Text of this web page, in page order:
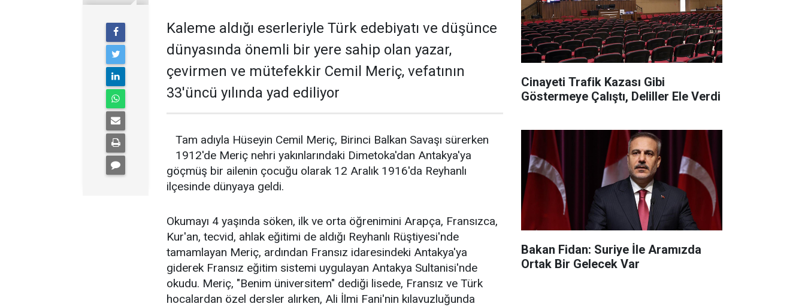
Kaleme aldığı eserleriyle Türk edebiyatı ve düşünce
dünyasında önemli bir yere sahip olan yazar,
çevirmen ve mütefekkir Cemil Meriç, vefatının
33'üncü yılında yad ediliyor
Tam adıyla Hüseyin Cemil Meriç, Birinci Balkan Savaşı sürerken
1912'de Meriç nehri yakınlarındaki Dimetoka'dan Antakya'ya
göçmüş bir ailenin çocuğu olarak 12 Aralık 1916'da Reyhanlı
ilçesinde dünyaya geldi.
Okumayı 4 yaşında söken, ilk ve orta öğrenimini Arapça, Fransızca,
Kur'an, tecvid, ahlak eğitimi de aldığı Reyhanlı Rüştiyesi'nde
tamamlayan Meriç, ardından Fransız idaresindeki Antakya'ya
giderek Fransız eğitim sistemi uygulayan Antakya Sultanisi'nde
okudu. Meriç, "Benim üniversitem" dediği lisede, Fransız ve Türk
hocalardan özel dersler alırken, Ali İlmi Fani'nin kılavuzluğunda
Cinayeti Trafik Kazası Gibi
Göstermeye Çalıştı, Deliller Ele Verdi
Bakan Fidan: Suriye İle Aramızda
Ortak Bir Gelecek Var